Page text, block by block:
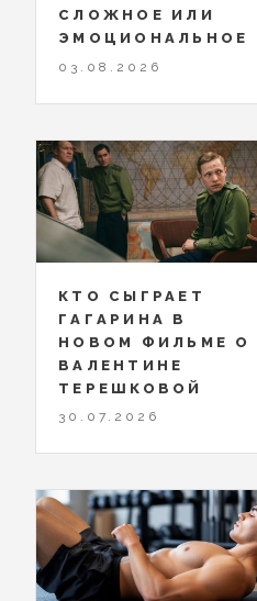
СЛОЖНОЕ ИЛИ
ЭМОЦИОНАЛЬНОЕ
03.08.2026
КТО СЫГРАЕТ
ГАГАРИНА В
НОВОМ ФИЛЬМЕ О
ВАЛЕНТИНЕ
ТЕРЕШКОВОЙ
30.07.2026